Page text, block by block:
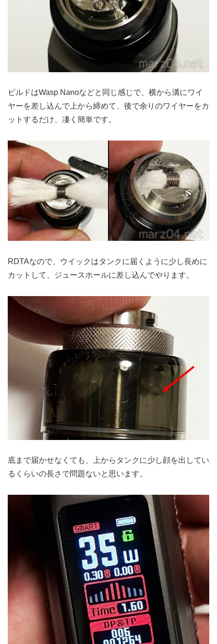
ビルドはWasp Nanoなどと同じ感じで、横から溝にワイ
ヤーを差し込んで上から締めて、後で余りのワイヤーをカ
ットするだけ、凄く簡単です。
RDTAなので、ウイックはタンクに届くように少し長めに
カットして、ジュースホールに差し込んでやります。
底まで届かせなくても、上からタンクに少し顔を出してい
るくらいの長さで問題ないと思います。